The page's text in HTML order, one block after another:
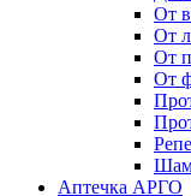
От
От
От
От
Аптечка АРГО